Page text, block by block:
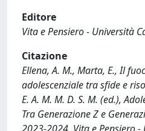
Editore
Vita e Pensiero - Università
Citazione
Ellena, A. M., Marta, E., Il
adolescenziale tra sfide e
E. A. M. M. D. S. M. (ed.),
Tra Generazione Z e